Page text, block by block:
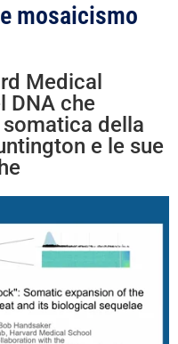
mosaicismo
Medical
DNA che
della
e le sue